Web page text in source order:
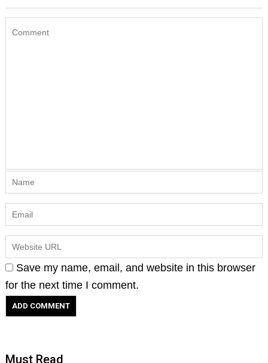
Save my name, email, and website in this browser
for the next time I comment.
Must Read